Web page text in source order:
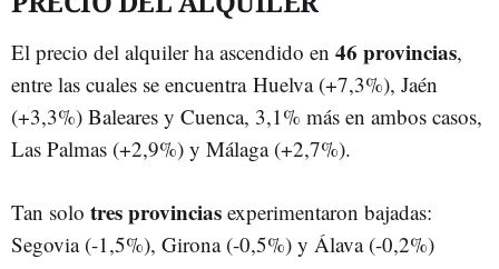
El precio del alquiler ha ascendido en 46 provincias,
entre las cuales se encuentra Huelva (+7,3%), Jaén
(+3,3%) Baleares y Cuenca, 3,1% más en ambos casos,
Las Palmas (+2,9%) y Málaga (+2,7%).
Tan solo tres provincias experimentaron bajadas:
Segovia (-1,5%), Girona (-0,5%) y Álava (-0,2%)